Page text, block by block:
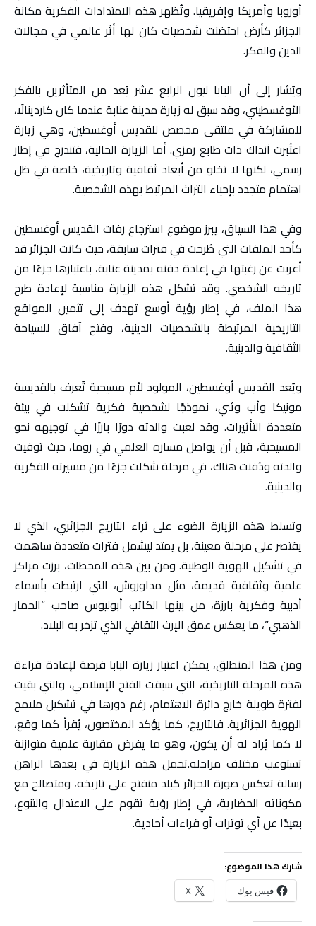
أوروبا وأمريكا وإفريقيا. وتُظهر هذه الامتدادات الفكرية مكانة
الجزائر كأرض احتضنت شخصيات كان لها أثر عالمي في مجالات
الدين والفكر.
ويُشار إلى أن البابا ليون الرابع عشر يُعد من المتأثرين بالفكر
الأوغسطيني، وقد سبق له زيارة مدينة عنابة عندما كان كاردينالًا،
للمشاركة في ملتقى مخصص للقديس أوغسطين، وهي زيارة
اعتُبرت آنذاك ذات طابع رمزي. أما الزيارة الحالية، فتندرج في إطار
رسمي، لكنها لا تخلو من أبعاد ثقافية وتاريخية، خاصة في ظل
اهتمام متجدد بإحياء التراث المرتبط بهذه الشخصية.
وفي هذا السياق، يبرز موضوع استرجاع رفات القديس أوغسطين
كأحد الملفات التي طُرحت في فترات سابقة، حيث كانت الجزائر قد
أعربت عن رغبتها في إعادة دفنه بمدينة عنابة، باعتبارها جزءًا من
تاريخه الشخصي. وقد تشكل هذه الزيارة مناسبة لإعادة طرح
هذا الملف، في إطار رؤية أوسع تهدف إلى تثمين المواقع
التاريخية المرتبطة بالشخصيات الدينية، وفتح آفاق للسياحة
الثقافية والدينية.
ويُعد القديس أوغسطين، المولود لأم مسيحية تُعرف بالقديسة
مونيكا وأب وثني، نموذجًا لشخصية فكرية تشكلت في بيئة
متعددة التأثيرات. وقد لعبت والدته دورًا بارزًا في توجيهه نحو
المسيحية، قبل أن يواصل مساره العلمي في روما، حيث توفيت
والدته ودُفنت هناك، في مرحلة شكلت جزءًا من مسيرته الفكرية
والدينية.
وتسلط هذه الزيارة الضوء على ثراء التاريخ الجزائري، الذي لا
يقتصر على مرحلة معينة، بل يمتد ليشمل فترات متعددة ساهمت
في تشكيل الهوية الوطنية. ومن بين هذه المحطات، برزت مراكز
علمية وثقافية قديمة، مثل مداوروش، التي ارتبطت بأسماء
أدبية وفكرية بارزة، من بينها الكاتب أبوليوس صاحب “الحمار
الذهبي”، ما يعكس عمق الإرث الثقافي الذي تزخر به البلاد.
ومن هذا المنطلق، يمكن اعتبار زيارة البابا فرصة لإعادة قراءة
هذه المرحلة التاريخية، التي سبقت الفتح الإسلامي، والتي بقيت
لفترة طويلة خارج دائرة الاهتمام، رغم دورها في تشكيل ملامح
الهوية الجزائرية. فالتاريخ، كما يؤكد المختصون، يُقرأ كما وقع،
لا كما يُراد له أن يكون، وهو ما يفرض مقاربة علمية متوازنة
تستوعب مختلف مراحله.تحمل هذه الزيارة في بعدها الراهن
رسالة تعكس صورة الجزائر كبلد منفتح على تاريخه، ومتصالح مع
مكوناته الحضارية، في إطار رؤية تقوم على الاعتدال والتنوع،
بعيدًا عن أي توترات أو قراءات أحادية.
شارك هذا الموضوع:
فيس بوك X